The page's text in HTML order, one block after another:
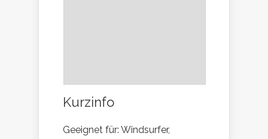
Kurzinfo
Geeignet für: Windsurfer,